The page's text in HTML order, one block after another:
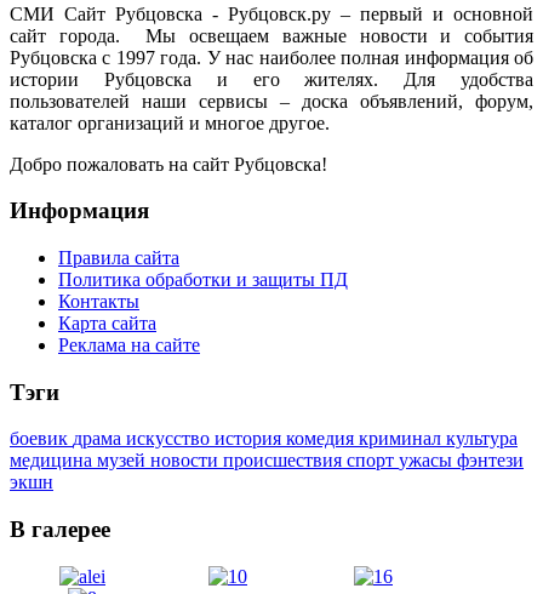
СМИ Сайт Рубцовска - Рубцовск.ру – первый и основной
сайт города. Мы освещаем важные новости и события
Рубцовска с 1997 года. У нас наиболее полная информация об
истории Рубцовска и его жителях. Для удобства
пользователей наши сервисы – доска объявлений, форум,
каталог организаций и многое другое.
Добро пожаловать на сайт Рубцовска!
Информация
Правила сайта
Политика обработки и защиты ПД
Контакты
Карта сайта
Реклама на сайте
Тэги
боевик драма искусство история комедия криминал культура
медицина музей новости происшествия спорт ужасы фэнтези
экшн
В галерее